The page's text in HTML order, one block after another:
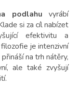
podlahu vyrábí
si za cíl nabízet
efektivitu a
je intenzivní
na trh nátěry,
ale také zvyšují